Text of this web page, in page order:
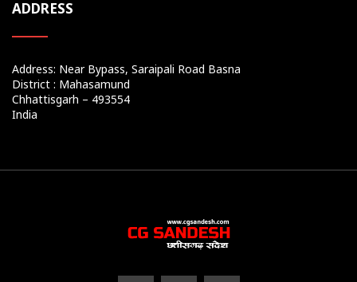
ADDRESS
Address: Near Bypass, Saraipali Road Basna
District : Mahasamund
Chhattisgarh – 493554
India